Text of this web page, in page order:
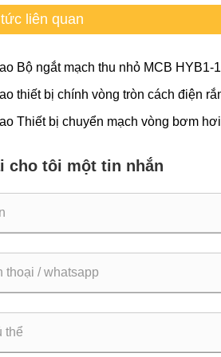
liên quan
Bộ ngắt mạch thu nhỏ MCB HYB1-
minh để bảo vệ điện đáng tin cậy
thiết bị chính vòng tròn cách điện
ưu tiên cho phân phối điện hiện đại
Thiết bị chuyển mạch vòng bơm
đại
cho tôi một tin nhắn